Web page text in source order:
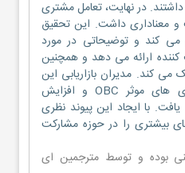
داشتند. در نهایت، تعامل مشتری
و معناداری داشت. این تحقیق
کند و توضیحاتی در مورد
ارائه می دهد و همچنین
می کند. مدیران بازاریابی این
مطالعه را در ایجاد استراتژی های موثر OBC و افزایش
با ایجاد این پیوند نظری
بیشتری را در حوزه مشارکت
بوده و توسط مترجمین ای